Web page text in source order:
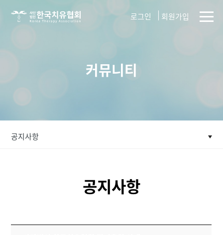
사단법인
로그인 회원가입
커뮤니티
공지사항
공지사항